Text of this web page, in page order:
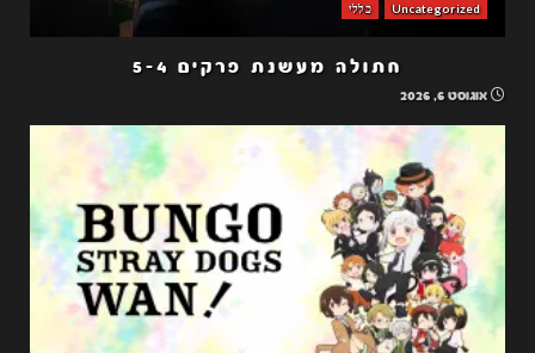
Uncategorized כללי
חתולה מעשנת פרקים 5-4
אוגוסט 6, 2026